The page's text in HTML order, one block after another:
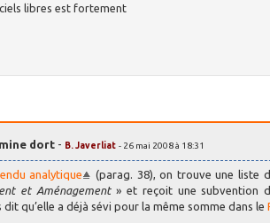
libres est fortement
dort - B. Javerliat - 26 mai 2008 à 18:31
analytique
(parag. 38), on trouve une liste
et Aménagement» et reçoit une subvention
qu’elle a déjà sévi pour la même somme dans le